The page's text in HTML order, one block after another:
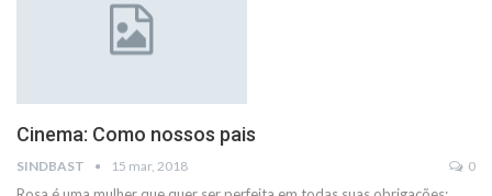
Cinema: Como nossos pais
SINDBAST 15 mar, 2018 0